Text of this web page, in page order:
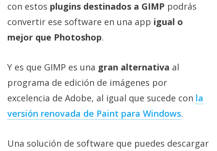
Profesional
temas
Sorteos
con estos plugins destinados a GIMP podrás
convertir ese software en una app igual o
mejor que Photoshop.
Y es que GIMP es una gran alternativa al
programa de edición de imágenes por
excelencia de Adobe, al igual que sucede con la
versión renovada de Paint para Windows.
Una solución de software que puedes descargar